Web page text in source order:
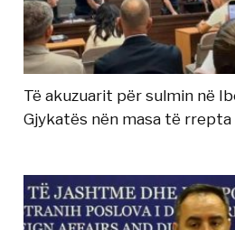
Të akuzuarit për sulmin në
Gjykatës nën masa të